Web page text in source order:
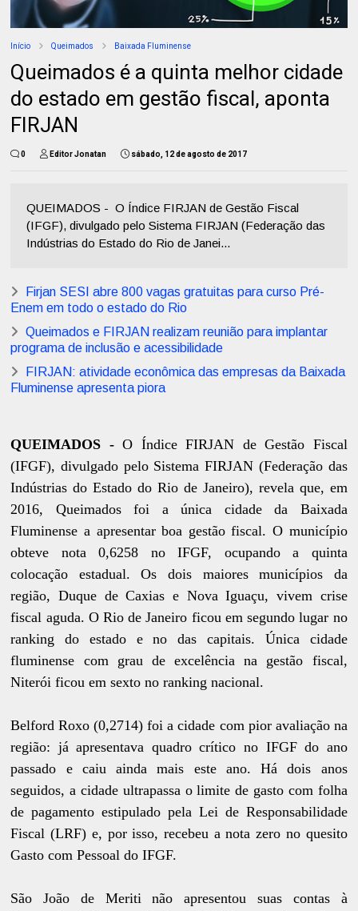
Início Queimados Baixada Fluminense
Queimados é a quinta melhor cidade
do estado em gestão fiscal, aponta
FIRJAN
0 Editor Jonatan sábado, 12 de agosto de 2017
QUEIMADOS - O Índice FIRJAN de Gestão Fiscal
(IFGF), divulgado pelo Sistema FIRJAN (Federação das
Indústrias do Estado do Rio de Janei...
Firjan SESI abre 800 vagas gratuitas para curso Pré-
Enem em todo o estado do Rio
Queimados e FIRJAN realizam reunião para implantar
programa de inclusão e acessibilidade
FIRJAN: atividade econômica das empresas da Baixada
Fluminense apresenta piora
QUEIMADOS -O Índice FIRJAN de Gestão Fiscal
(IFGF), divulgado pelo Sistema FIRJAN (Federação das
Indústrias do Estado do Rio de Janeiro), revela que, em
2016, Queimados foi a única cidade da Baixada
Fluminense a apresentar boa gestão fiscal. O município
obteve nota 0,6258 no IFGF, ocupando a quinta
colocação estadual. Os dois maiores municípios da
região, Duque de Caxias e Nova Iguaçu, vivem crise
fiscal aguda. O Rio de Janeiro ficou em segundo lugar no
ranking do estado e no das capitais. Única cidade
fluminense com grau de excelência na gestão fiscal,
Niterói ficou em sexto no ranking nacional.
Belford Roxo (0,2714) foi a cidade com pior avaliação na
região: já apresentava quadro crítico no IFGF do ano
passado e caiu ainda mais este ano. Há dois anos
seguidos, a cidade ultrapassa o limite de gasto com folha
de pagamento estipulado pela Lei de Responsabilidade
Fiscal (LRF) e, por isso, recebeu a nota zero no quesito
Gasto com Pessoal do IFGF.
São João de Meriti não apresentou suas contas à